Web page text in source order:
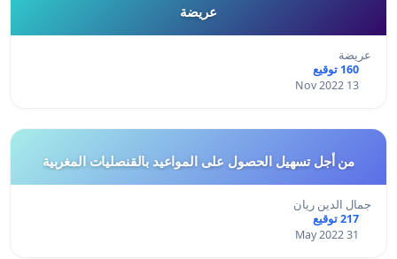
عريضة
عريضة
160 توقيع
13 Nov 2022
من أجل تسهيل الحصول على المواعيد بالقنصليات المغربية
جمال الدين ريان
217 توقيع
31 May 2022